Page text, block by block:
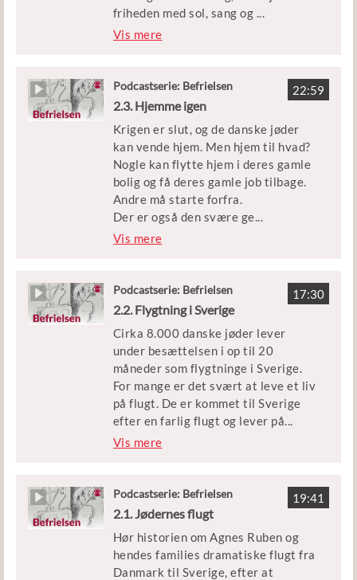
friheden med sol, sang og ...
skåltaler – men også med stor
Medvirkende: Historiker Claus
Bundgård Christensen
Klip: DR, Frihedsmuseet,
Filmcentralen, Radio Syd, Nils
Svalebøgs dokumentarfilm ’Jeg
glemmer det aldrig - en
modstandsmands erindringer’ og
Københavns Beredskab.
Vis mere
22:59
Podcastserie: Befrielsen
2.3. Hjemme igen
Krigen er slut, og de danske jøder
kan vende hjem. Men hjem til hvad?
Nogle kan flytte hjem i deres gamle
bolig og få deres gamle job tilbage.
Andre må starte forfra.
Der er også den svære ge...
nforening. Nogle forældre efterlod
de det, og hvad får det af betydning
for familielivet?
Og hvordan håndterer de
hjemvendte og deres omgivelser de
voldsomme oplevelser, som de
danske jøder har gennemgået under
krigen?
Episoden er en del af podcastserien
Medvirkende: Allan Falk og
historiker Sofie Lene Bak
Klip: Filmcentralen og Københavns
Beredskab
Vis mere
17:30
Podcastserie: Befrielsen
2.2. Flygtning i Sverige
Cirka 8.000 danske jøder lever
under besættelsen i op til 20
måneder som flygtninge i Sverige.
For mange er det svært at leve et liv
på flugt. De er kommet til Sverige
efter en farlig flugt og lever på...
tålt ophold som flygtninge. Og
koncentrationslejren
Theresienstadt.
Episoden er en del af podcastserien
’Befrielsen’.
Vis mere
19:41
Podcastserie: Befrielsen
2.1. Jødernes flugt
Hør historien om Agnes Ruben og
hendes families dramatiske flugt fra
Danmark til Sverige, efter at